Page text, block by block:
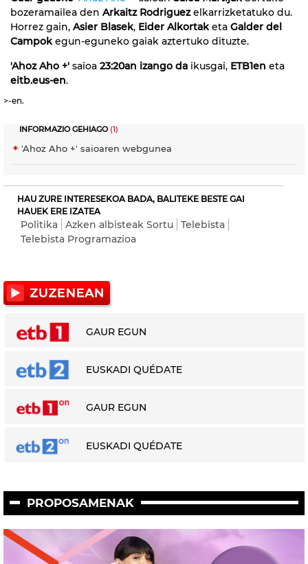
bozeramailea den Arkaitz Rodriguezelkarrizketatuko du.
Horrez gain, Asier Blasek, Eider Alkortaketa Galder del
Campokegun-eguneko gaiak aztertuko dituzte.
'Ahoz Aho +' saioa 23:20an izango da ikusgai, ETB1en eta
eitb.eus-en.
>-en.
INFORMAZIO GEHIAGO(1)
'Ahoz Aho +' saioaren webgunea
HAU ZURE INTERESEKOA BADA, BALITEKE BESTE GAI
HAUEK ERE IZATEA
Politika Azken albisteak Sortu
Telebista
Telebista Programazioa
GAUR EGUN
EUSKADI QUÉDATE
GAUR EGUN
EUSKADI QUÉDATE
PROPOSAMENAK